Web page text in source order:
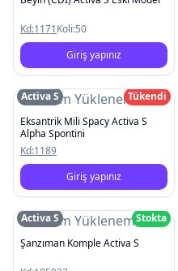
Kd:1171Koli:50
Giriş yapınız
Resim Yüklenemedi
Activa S
Tükendi
Eksantrik Mili Spacy Activa S
Alpha Spontini
Kd:1189
Giriş yapınız
Resim Yüklenemedi
Activa S
Stokta
Şanzıman Komple Activa S